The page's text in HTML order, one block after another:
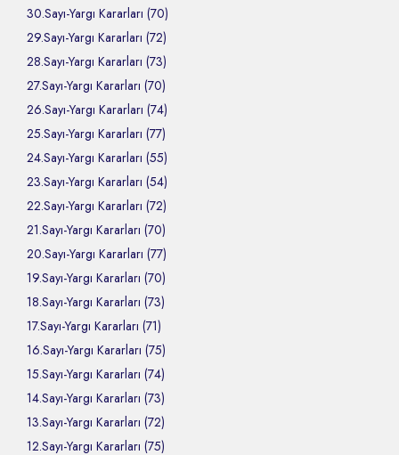
30.Sayı-Yargı Kararları (70)
29.Sayı-Yargı Kararları (72)
28.Sayı-Yargı Kararları (73)
27.Sayı-Yargı Kararları (70)
26.Sayı-Yargı Kararları (74)
25.Sayı-Yargı Kararları (77)
24.Sayı-Yargı Kararları (55)
23.Sayı-Yargı Kararları (54)
22.Sayı-Yargı Kararları (72)
21.Sayı-Yargı Kararları (70)
20.Sayı-Yargı Kararları (77)
19.Sayı-Yargı Kararları (70)
18.Sayı-Yargı Kararları (73)
17.Sayı-Yargı Kararları (71)
16.Sayı-Yargı Kararları (75)
15.Sayı-Yargı Kararları (74)
14.Sayı-Yargı Kararları (73)
13.Sayı-Yargı Kararları (72)
12.Sayı-Yargı Kararları (75)